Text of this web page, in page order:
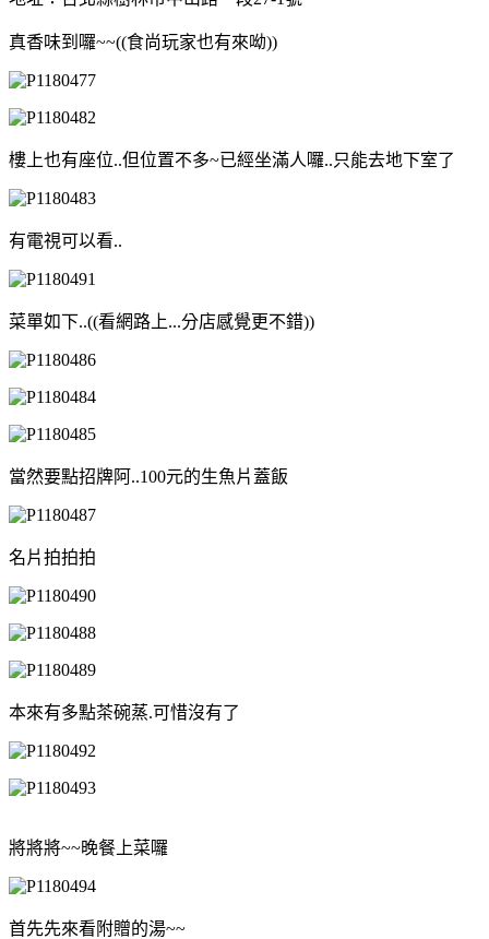
真香味到囉~~((食尚玩家也有來呦))
樓上也有座位..但位置不多~已經坐滿人囉..只能去地下室了
有電視可以看..
菜單如下..((看網路上...分店感覺更不錯))
當然要點招牌阿..100元的生魚片蓋飯
名片拍拍拍
本來有多點茶碗蒸.可惜沒有了
將將將~~晚餐上菜囉
首先先來看附贈的湯~~